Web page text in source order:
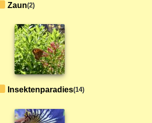
zaun(2)
Insektenparadies(14)